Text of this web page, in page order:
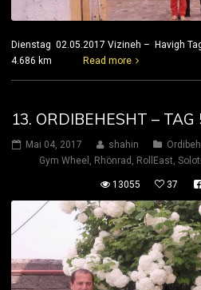
Dienstag 02.05.2017 Vizineh – Havigh
4.686 km
Read more
13. ORDIBEHESHT –
Mai 04, 2017 shahin
Gym Wheel , Rhönrad , RollEast,
13055 37